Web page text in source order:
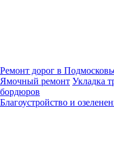
Ремонт дорог в
Ямочный ремонт Укладка
бордюров
Благоустройство и